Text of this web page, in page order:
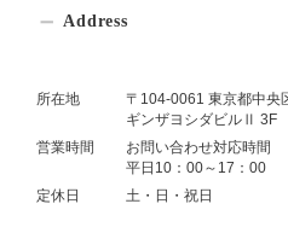
Address
所在地
〒104-0061 東京都中央
ギンザヨシダビルⅡ 3F
営業時間
お問い合わせ対応時間
平日10：00～17：00
定休日
土・日・祝日